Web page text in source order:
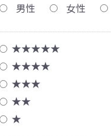
男性 女性
★★★★★
★★★★
★★★
★★
★